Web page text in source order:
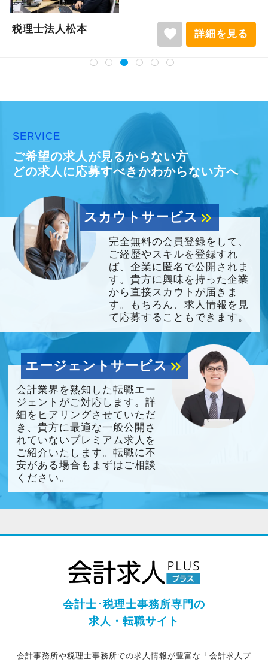
税理士法人松本 favorite 詳細を見る
SERVICE
ご希望の求人が見るからない方
どの求人に応募すべきかわからない方へ
スカウトサービスkeyboard_double_arrow_right
完全無料の会員登録をして、
ご経歴やスキルを登録すれ
ば、企業に匿名で公開されま
す。貴方に興味を持った企業
から直接スカウトが届きま
す。もちろん、求人情報を見
て応募することもできます。
エージェントサービスkeyboard_double_arrow_right
会計業界を熟知した転職エー
ジェントがご対応します。詳
細をヒアリングさせていただ
き、貴方に最適な一般公開さ
れていないプレミアム求人を
ご紹介いたします。転職に不
安がある場合もまずはご相談
ください。
会計士･税理士事務所専門の
求人・転職サイト
会計事務所や税理士事務所での求人情報が豊富な「会計求人プ